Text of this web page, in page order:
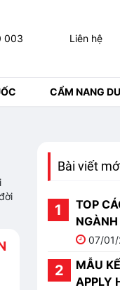
003 Liên hệ
CẨM NANG
Bài viết
TOP
TỐT
07/
MẪU
APPLY